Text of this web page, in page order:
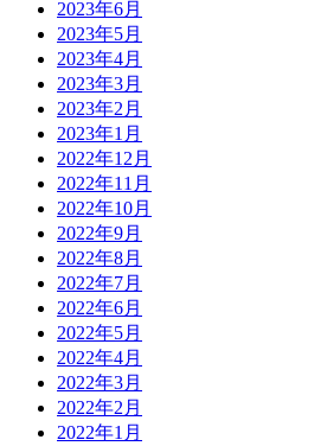
2023年6月
2023年5月
2023年4月
2023年3月
2023年2月
2023年1月
2022年12月
2022年11月
2022年10月
2022年9月
2022年8月
2022年7月
2022年6月
2022年5月
2022年4月
2022年3月
2022年2月
2022年1月